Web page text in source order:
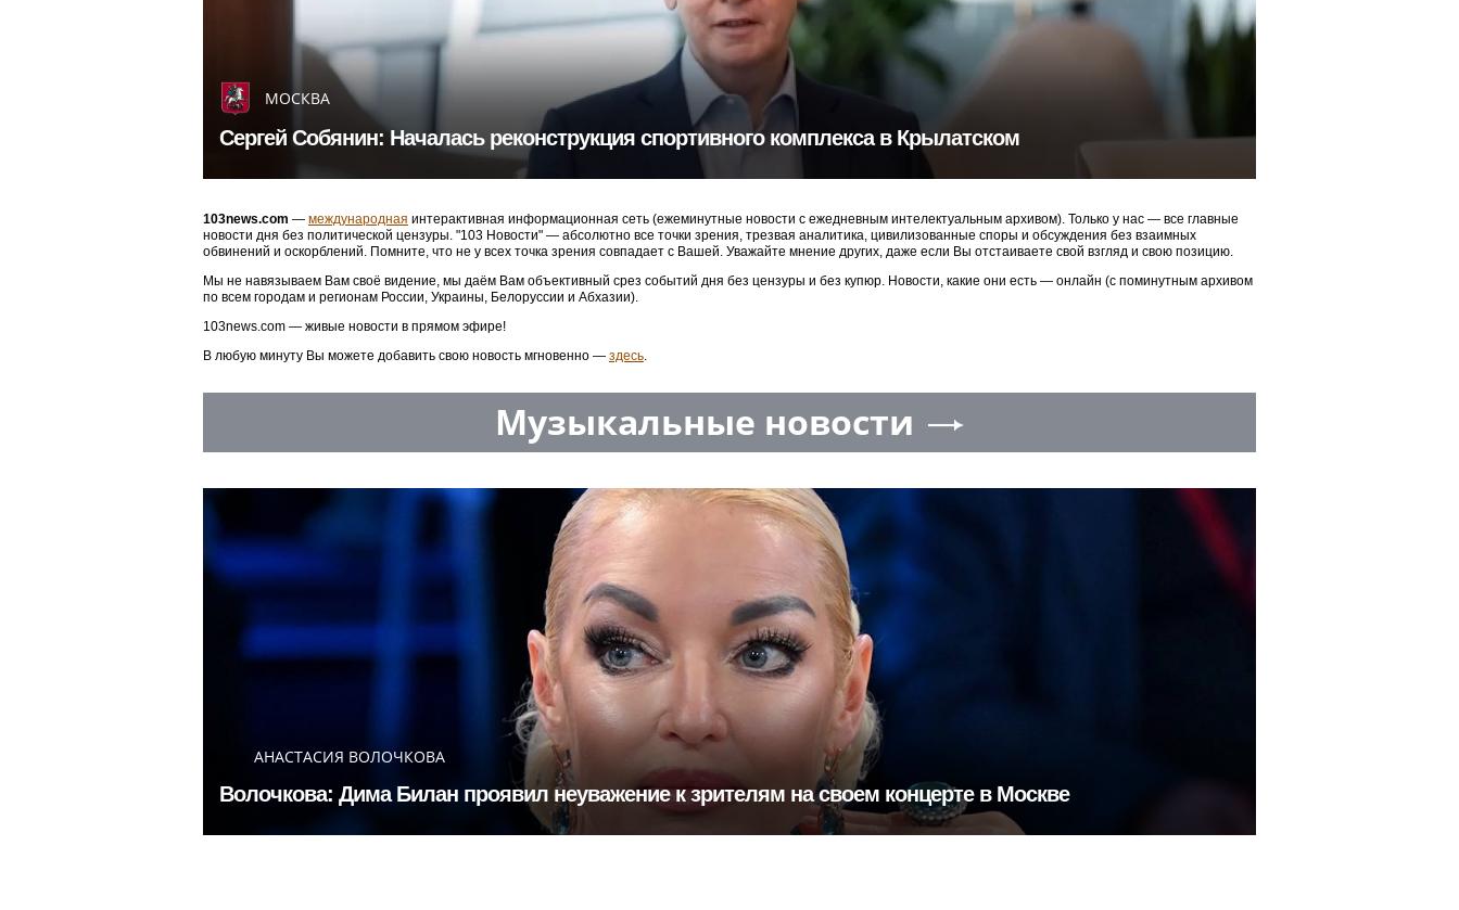
МОСКВА
Сергей Собянин: Началась реконструкция спортивного комплекса в Крылатском
103news.com — международная интерактивная информационная сеть (ежеминутные новости с ежедневным интелектуальным архивом). Только у нас — все главные
новости дня без политической цензуры. "103 Новости" — абсолютно все точки зрения, трезвая аналитика, цивилизованные споры и обсуждения без взаимных
обвинений и оскорблений. Помните, что не у всех точка зрения совпадает с Вашей. Уважайте мнение других, даже если Вы отстаиваете свой взгляд и свою позицию.
Мы не навязываем Вам своё видение, мы даём Вам объективный срез событий дня без цензуры и без купюр. Новости, какие они есть — онлайн (с поминутным архивом
по всем городам и регионам России, Украины, Белоруссии и Абхазии).
103news.com — живые новости в прямом эфире!
В любую минуту Вы можете добавить свою новость мгновенно — здесь.
Музыкальные новости
АНАСТАСИЯ ВОЛОЧКОВА
Волочкова: Дима Билан проявил неуважение к зрителям на своем концерте в Москве